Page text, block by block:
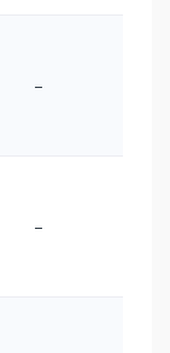
–
–